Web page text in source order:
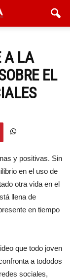
A LA
EL
y positivas. Sin
en el uso de
otra vida en el
llena de
en tiempo
que todo joven
a tododos
sociales,